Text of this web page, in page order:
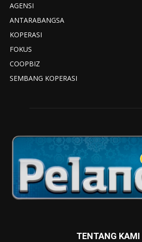
AGENSI
ANTARABANGSA
KOPERASI
FOKUS
COOPBIZ
SEMBANG KOPERASI
TENTANG KAMI